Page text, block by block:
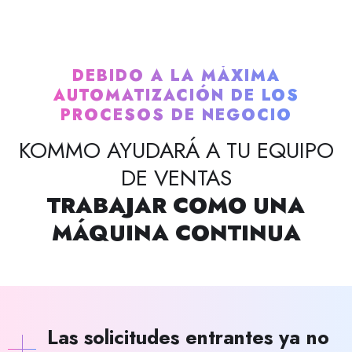
DEBIDO A LA MÁXIMA
AUTOMATIZACIÓN DE LOS
PROCESOS DE NEGOCIO
KOMMO AYUDARÁ A TU EQUIPO
DE VENTAS
TRABAJAR COMO UNA
MÁQUINA CONTINUA
Las solicitudes entrantes ya no